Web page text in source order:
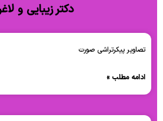
دکتر زیبایی و
تصاویر پیکرتراشی صورت
ادامه مطلب »